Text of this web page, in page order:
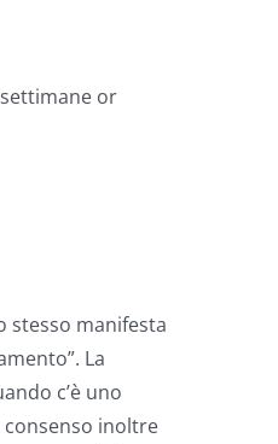
or
stesso manifesta
La
c’è uno
inoltre